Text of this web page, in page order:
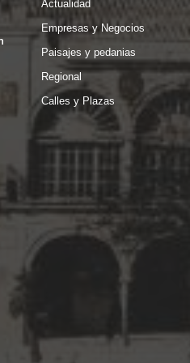
Actualidad
Empresas y Negocios
Paisajes y pedanias
Regional
Calles y Plazas